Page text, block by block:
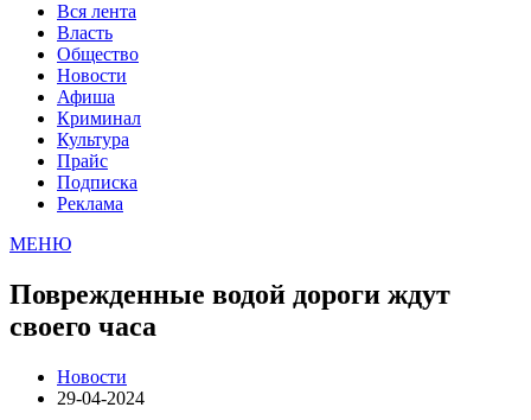
Вся лента
Власть
Общество
Новости
Афиша
Криминал
Культура
Прайс
Подписка
Реклама
МЕНЮ
Поврежденные водой дороги ждут
своего часа
Новости
29-04-2024